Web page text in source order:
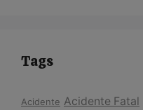
Tags
Acidente Acidente Fatal